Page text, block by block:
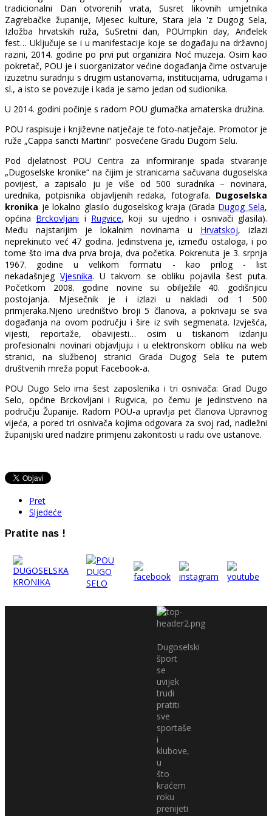
tradicionalni Dan otvorenih vrata, Susret likovnih umjetnika
Zagrebačke županije, Mjesec kulture, Stara jela 'z Dugog Sela,
Izložba hrvatskih ruža, SuSretni dan, POUmpkin day, Anđelek
fest… Uključuje se i u manifestacije koje se događaju na državnoj
razini, 2014. godine po prvi put organizira Noć muzeja. Osim kao
pokretač, POU je i suorganizator većine događanja čime ostvaruje
izuzetnu suradnju s drugim ustanovama, institucijama, udrugama i
sl., a isto se povezuje i kada je samo jedan od sudionika.
U 2014. godini počinje s radom POU glumačka amaterska družina.
POU raspisuje i književne natječaje te foto-natječaje. Promotor je
ruže „Cappa sancti Martini“ posvećene Gradu Dugom Selu.
Pod djelatnost POU Centra za informiranje spada stvaranje
„Dugoselske kronike“ na čijim je stranicama sačuvana dugoselska
povijest, a zapisalo ju je više od 500 suradnika – novinara,
urednika, potpisnika objavljenih redaka, fotografa. Dugoselska
kronika je lokalno glasilo dugoselskog kraja (Grada Dugog Sela,
općina Brckovljani i Rugvice, koji su ujedno i osnivači glasila).
Među najstarijim je lokalnim novinama u Hrvatskoj, izlazi
neprekinuto već 47 godina. Jedinstvena je, između ostaloga, i po
tome što ima dva prva broja, dva početka. Pokrenuta je 3. srpnja
1967. godine u velikom formatu - kao prilog - list
nekadašnjegVjesnika. U takvom se obliku pojavila šest puta.
Početkom 2008. godine novine su obilježile 40. godišnjicu
postojanja. Mjesečnik je i izlazi u nakladi od 1 500
primjeraka.Njeno uredništvo broji 5 članova, a pokrivaju se sva
događanja na ovom području i šire iz svih segmenata. Izvješća,
vijesti, reportaže, obavijesti… osim u tiskanom izdanju
profesionalni novinari objavljuju i u elektronskom obliku na web
stranici, na službenoj stranici Grada Dugog Sela te putem
društvenih mreža poput Facebook-a.
POU Dugo Selo ima šest zaposlenika i tri osnivača: Grad Dugo
Selo, općine Brckovljani i Rugvica, po čemu je jedinstveno na
području Županije. Radom POU-a upravlja pet članova Upravnog
vijeća, a pored tri osnivača kojima odgovara za svoj rad, nadležni
županijski ured nadzire primjenu zakonitosti u radu ove ustanove.
Pret
Sljedeće
Pratite nas !
Dugoselski
šport
se
uvijek
trudi
pratiti
sve
sportaše
i
klubove,
u
što
kraćem
roku
prenijeti